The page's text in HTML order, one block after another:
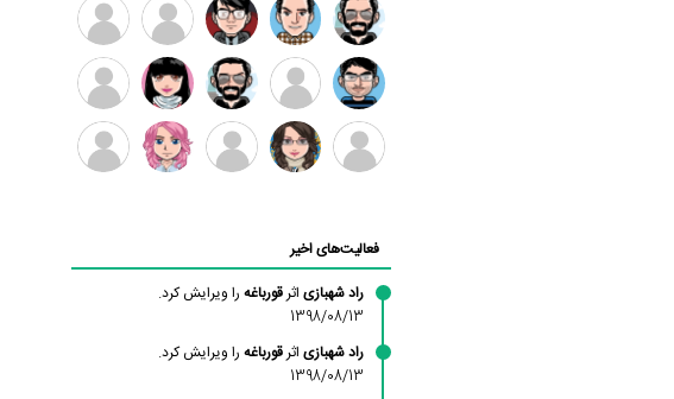
ممدرضا
رضا
کاظمی
زهرا ~ ابتین
سید
محمد
موسوی
مهدی
فرهمند
مهدی
سلطانی
داود
رضیی
طرفدار
میلی
بابی
براون
کیوان
کیانی
سامان
راحمی
امیردلتا امیروو
ملیکا
منتظری
عارفه
داستانپور
فعالیت‌های اخیر
راد شهبازیاثرقورباغهرا ویرایش کرد.
1398/08/13
راد شهبازیاثرقورباغهرا ویرایش کرد.
1398/08/13